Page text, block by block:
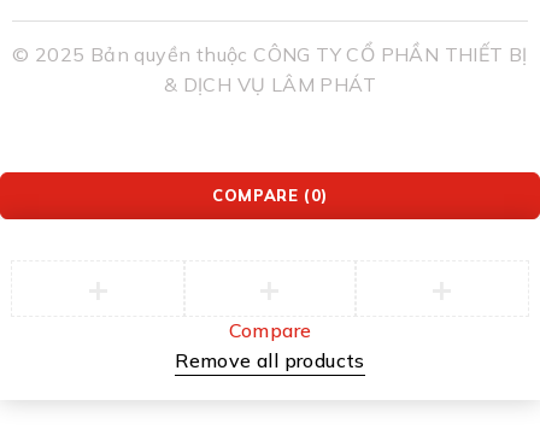
© 2025 Bản quyền thuộc CÔNG TY CỔ PHẦN THIẾT BỊ
& DỊCH VỤ LÂM PHÁT
COMPARE (0)
Compare
Remove all products